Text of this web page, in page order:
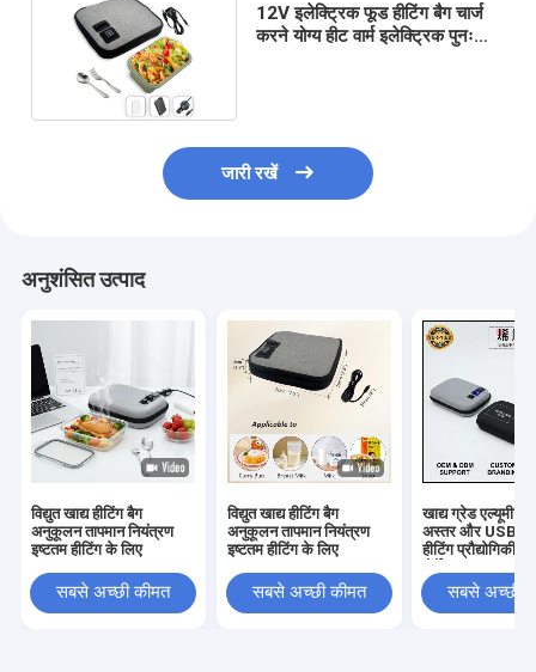
12V इलेक्ट्रिक फूड हीटिंग बैग चार्ज
करने योग्य हीट वार्म इलेक्ट्रिक पुनः
जारी रखें
अनुशंसित उत्पाद
विद्युत खाद्य हीटिंग बैग
अनुकूलन तापमान नियंत्रण
इष्टतम हीटिंग के लिए
सबसे अच्छी कीमत
विद्युत खाद्य हीटिंग बैग
अनुकूलन तापमान नियंत्रण
इष्टतम हीटिंग के लिए
सबसे अच्छी कीमत
खाद्य ग्रेड
अस्तर और USB
हीटिंग प्रौद्योगिकी
किसी भी समय के
सबसे अच्छी